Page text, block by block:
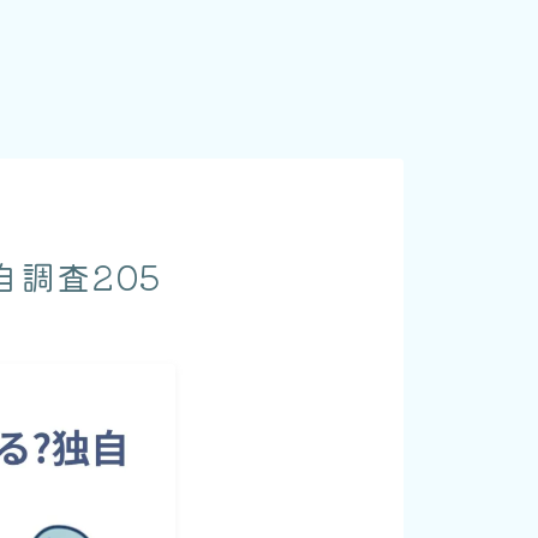
調査205